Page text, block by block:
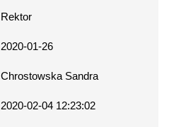
Rektor
2020-01-26
Chrostowska Sandra
2020-02-04 12:23:02